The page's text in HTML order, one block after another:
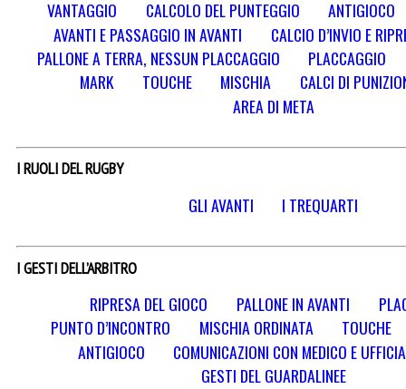
VANTAGGIO CALCOLO DEL PUNTEGGIO
ANTIGIOCO
AVANTI E PASSAGGIO IN AVANTI
CALCIO D’INVIO E
PALLONE A TERRA, NESSUN PLACCAGGIO
PLACCAGGIO
MARK
TOUCHE MISCHIA
CALCI DI
AREA DI META
I RUOLI DEL RUGBY
GLI AVANTI I TREQUARTI
I GESTI DELL’ARBITRO
RIPRESA DEL GIOCO PALLONE IN AVANTI
PUNTO D’INCONTRO
MISCHIA ORDINATA
TOUCHE
ANTIGIOCO
COMUNICAZIONI CON MEDICO E
GESTI DEL GUARDALINEE